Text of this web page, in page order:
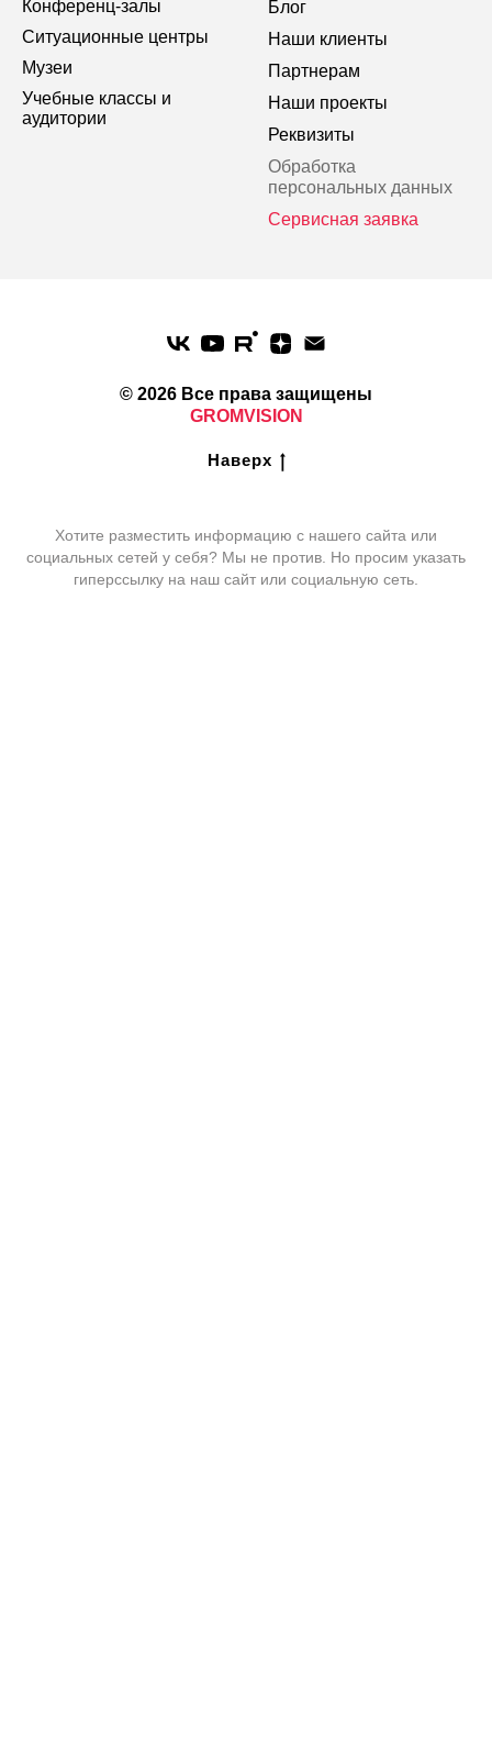
Конференц-залы
Ситуационные центры
Музеи
Учебные классы и
аудитории
Блог
Наши клиенты
Партнерам
Наши проекты
Реквизиты
Обработка
персональных данных
Сервисная заявка
© 2026 Все права защищены
GROMVISION
Наверх
Хотите разместить информацию c нашего сайта или
социальных сетей у себя? Мы не против. Но просим указать
гиперссылку на наш сайт или социальную сеть.